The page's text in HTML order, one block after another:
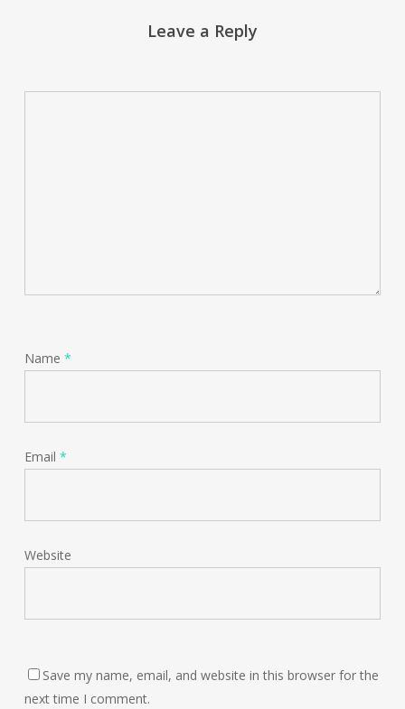
Leave a Reply
Name *
Email *
Website
Save my name, email, and website in this browser for the
next time I comment.